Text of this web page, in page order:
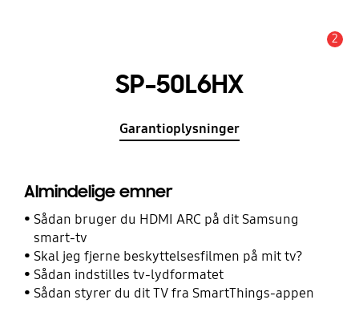
2
SP-50L6HX
Garantioplysninger
Almindelige emner
Sådan bruger du HDMI ARC på dit Samsung
smart-tv
Skal jeg fjerne beskyttelsesfilmen på mit tv?
Sådan indstilles tv-lydformatet
Sådan styrer du dit TV fra SmartThings-appen